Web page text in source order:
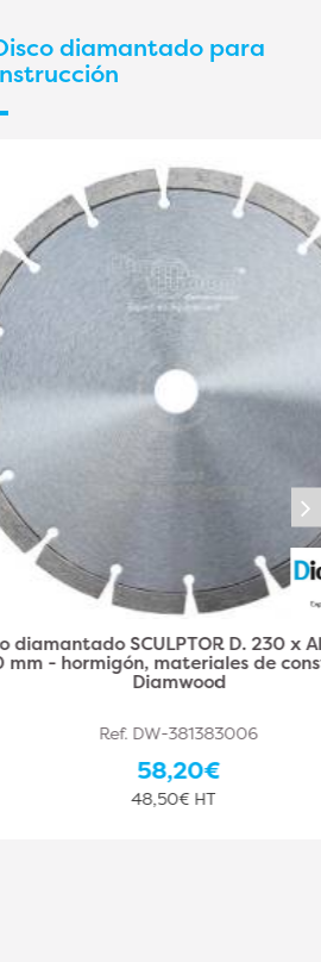
diamantado para
D. 230 x Al. 22,23 x
materiales de construcción -
DW-381383006